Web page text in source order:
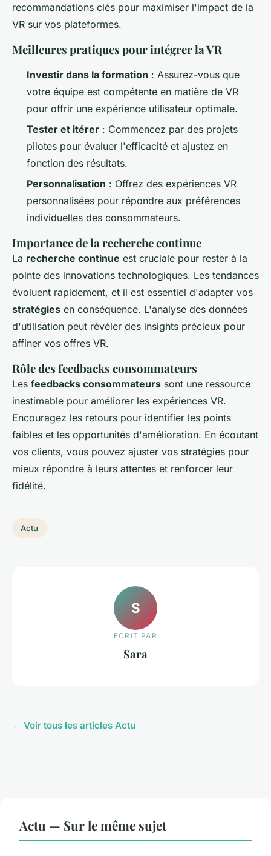
recommandations clés pour maximiser l'impact de la
VR sur vos plateformes.
Meilleures pratiques pour intégrer la VR
Investir dans la formation : Assurez-vous que
votre équipe est compétente en matière de VR
pour offrir une expérience utilisateur optimale.
Tester et itérer : Commencez par des projets
pilotes pour évaluer l'efficacité et ajustez en
fonction des résultats.
Personnalisation : Offrez des expériences VR
personnalisées pour répondre aux préférences
individuelles des consommateurs.
Importance de la recherche continue
La recherche continue est cruciale pour rester à la
pointe des innovations technologiques. Les tendances
évoluent rapidement, et il est essentiel d'adapter vos
stratégies en conséquence. L'analyse des données
d'utilisation peut révéler des insights précieux pour
affiner vos offres VR.
Rôle des feedbacks consommateurs
Les feedbacks consommateurs sont une ressource
inestimable pour améliorer les expériences VR.
Encouragez les retours pour identifier les points
faibles et les opportunités d'amélioration. En écoutant
vos clients, vous pouvez ajuster vos stratégies pour
mieux répondre à leurs attentes et renforcer leur
fidélité.
Actu
S
ECRIT PAR
Sara
← Voir tous les articles Actu
Actu — Sur le même sujet